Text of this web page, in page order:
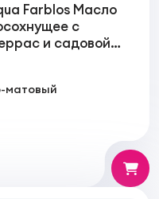
Farblos Масло
с
и садовой
матовый